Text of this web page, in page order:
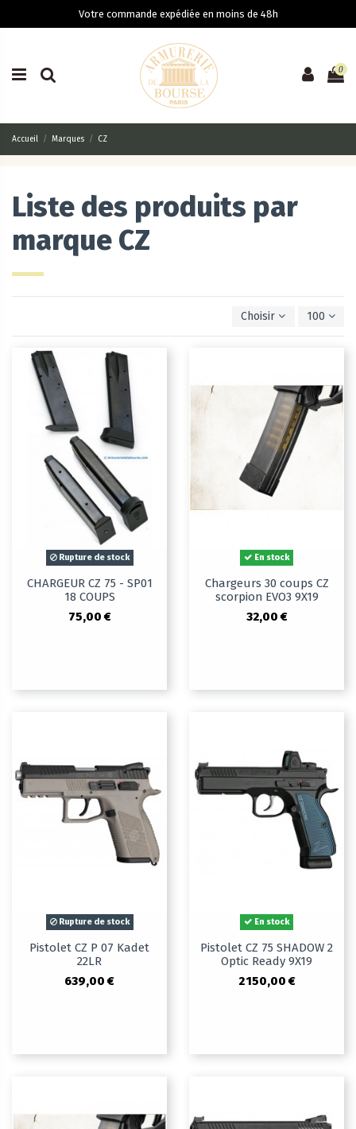
Votre commande expédiée en moins de 48h
0
Accueil Marques CZ
Liste des produits par
marque CZ
Choisir 100
Rupture de stock
CHARGEUR CZ 75 - SP01
18 COUPS
75,00 €
En stock
Chargeurs 30 coups CZ
scorpion EVO3 9X19
32,00 €
Rupture de stock
Pistolet CZ P 07 Kadet
22LR
639,00 €
En stock
Pistolet CZ 75 SHADOW 2
Optic Ready 9X19
2 150,00 €